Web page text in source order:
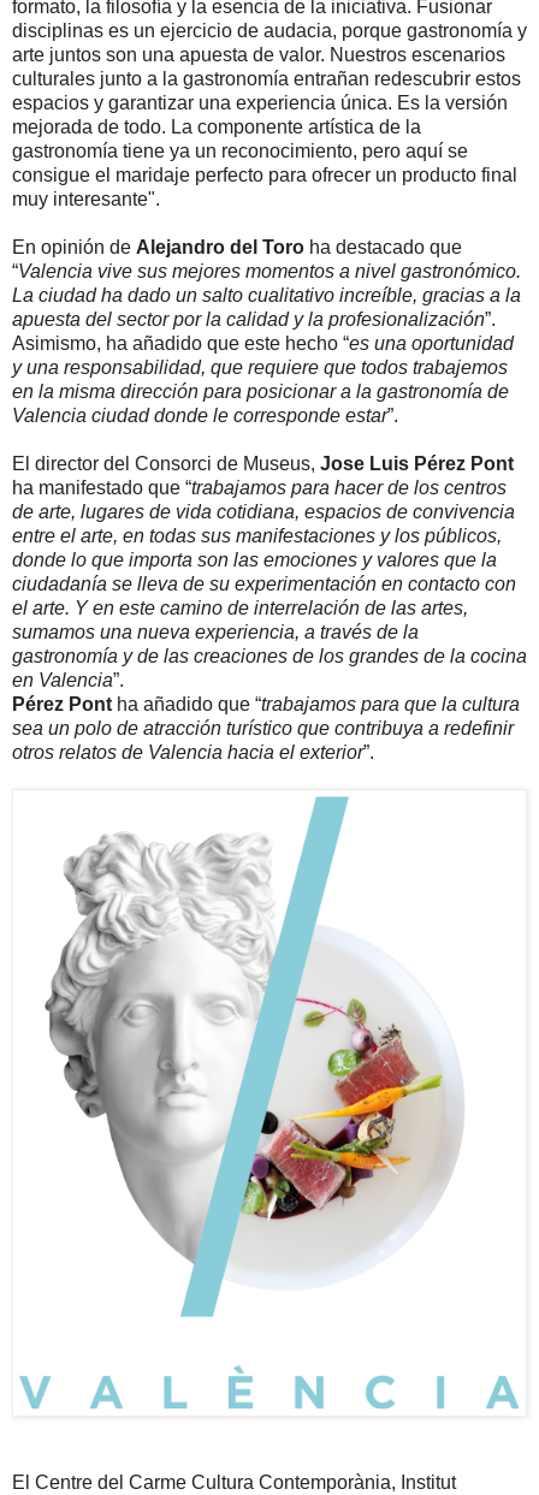
formato, la filosofía y la esencia de la iniciativa. Fusionar
disciplinas es un ejercicio de audacia, porque gastronomía y
arte juntos son una apuesta de valor. Nuestros escenarios
culturales junto a la gastronomía entrañan redescubrir estos
espacios y garantizar una experiencia única. Es la versión
mejorada de todo. La componente artística de la
gastronomía tiene ya un reconocimiento, pero aquí se
consigue el maridaje perfecto para ofrecer un producto final
muy interesante".
En opinión de Alejandro del Toro ha destacado que
“Valencia vive sus mejores momentos a nivel gastronómico.
La ciudad ha dado un salto cualitativo increíble, gracias a la
apuesta del sector por la calidad y la profesionalización”.
Asimismo, ha añadido que este hecho “es una oportunidad
y una responsabilidad, que requiere que todos trabajemos
en la misma dirección para posicionar a la gastronomía de
Valencia ciudad donde le corresponde estar”.
El director del Consorci de Museus, Jose Luis Pérez Pont
ha manifestado que “trabajamos para hacer de los centros
de arte, lugares de vida cotidiana, espacios de convivencia
entre el arte, en todas sus manifestaciones y los públicos,
donde lo que importa son las emociones y valores que la
ciudadanía se lleva de su experimentación en contacto con
el arte. Y en este camino de interrelación de las artes,
sumamos una nueva experiencia, a través de la
gastronomía y de las creaciones de los grandes de la cocina
en Valencia”.
Pérez Pont ha añadido que “trabajamos para que la cultura
sea un polo de atracción turístico que contribuya a redefinir
otros relatos de Valencia hacia el exterior”.
El Centre del Carme Cultura Contemporània, Institut